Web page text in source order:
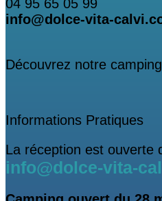
04 95 65 05 99
info@dolce-vita-
Découvrez notre
Informations Pratiques
La réception est ouverte
info@dolce-vita-